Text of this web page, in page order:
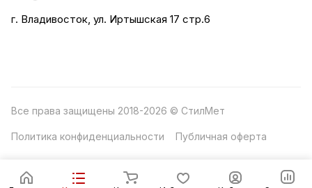
г. Владивосток, ул. Иртышская 17 стр.6
Все права защищены 2018-2026 © СтилМет
Политика конфиденциальности Публичная оферта